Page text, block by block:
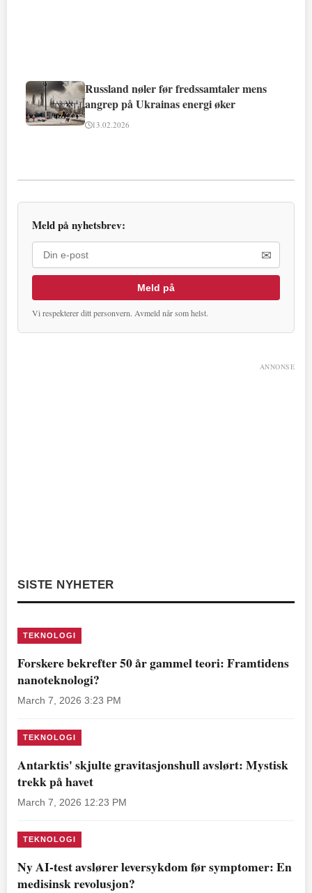
Russland nøler før fredssamtaler mens
angrep på Ukrainas energi øker
13.02.2026
Meld på nyhetsbrev:
✉
Meld på
Vi respekterer ditt personvern. Avmeld når som helst.
ANNONSE
SISTE NYHETER
TEKNOLOGI
Forskere bekrefter 50 år gammel teori: Framtidens
nanoteknologi?
March 7, 2026 3:23 PM
TEKNOLOGI
Antarktis' skjulte gravitasjonshull avslørt: Mystisk
trekk på havet
March 7, 2026 12:23 PM
TEKNOLOGI
Ny AI-test avslører leversykdom før symptomer: En
medisinsk revolusjon?